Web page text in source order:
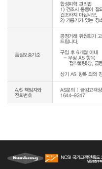
합성피혁 관리법
1) 건조시 통풍이 잘
건조하지 마십시오.
2) 기름기가 있는 장
품질보증기준
공정거래 위원회가
드립니다.
구입 후 6개월 이내
  - 무상 AS 항목
상기 AS 항목 외의
A/S 책임자와
전화번호
AS문의 : 금강고객
1644-9247